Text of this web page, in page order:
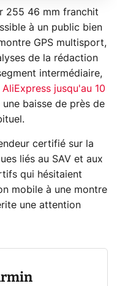
255 46 mm franchit
à un public bien
GPS multisport,
de la rédaction
intermédiaire,
jusqu'au 10
une baisse de près de
certifié sur la
liés au SAV et aux
qui hésitaient
mobile à une montre
une attention